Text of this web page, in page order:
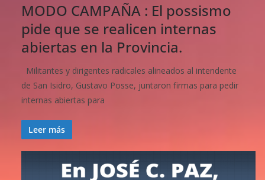
MODO CAMPAÑA : El possismo
pide que se realicen internas
abiertas en la Provincia.
Militantes y dirigentes radicales alineados al intendente
de San Isidro, Gustavo Posse, juntaron firmas para pedir
internas abiertas para
Leer más